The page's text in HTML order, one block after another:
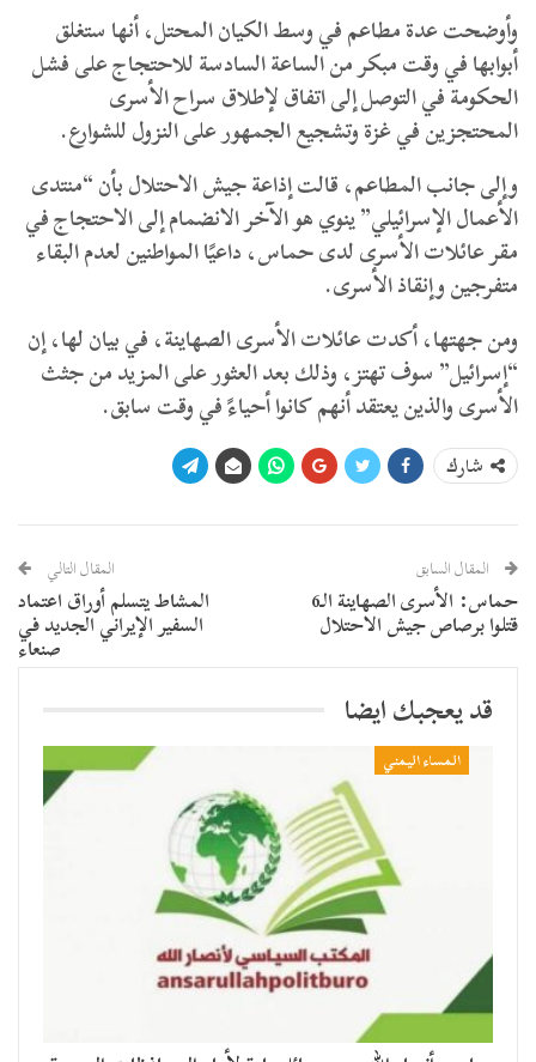
وأوضحت عدة مطاعم في وسط الكيان المحتل، أنها ستغلق
أبوابها في وقت مبكر من الساعة السادسة للاحتجاج على فشل
الحكومة في التوصل إلى اتفاق لإطلاق سراح الأسرى
المحتجزين في غزة وتشجيع الجمهور على النزول للشوارع.
وإلى جانب المطاعم، قالت إذاعة جيش الاحتلال بأن “منتدى
الأعمال الإسرائيلي” ينوي هو الآخر الانضمام إلى الاحتجاج في
مقر عائلات الأسرى لدى حماس، داعيًا المواطنين لعدم البقاء
متفرجين وإنقاذ الأسرى.
ومن جهتها، أكدت عائلات الأسرى الصهاينة، في بيان لها، إن
“إسرائيل” سوف تهتز، وذلك بعد العثور على المزيد من جثث
الأسرى والذين يعتقد أنهم كانوا أحياءً في وقت سابق.
شارك
المقال السابق
حماس: الأسرى الصهاينة الـ6
قتلوا برصاص جيش الاحتلال
المقال التالي
المشاط يتسلم أوراق اعتماد
السفير الإيراني الجديد في
صنعاء
قد يعجبك ايضا
المساء اليمني